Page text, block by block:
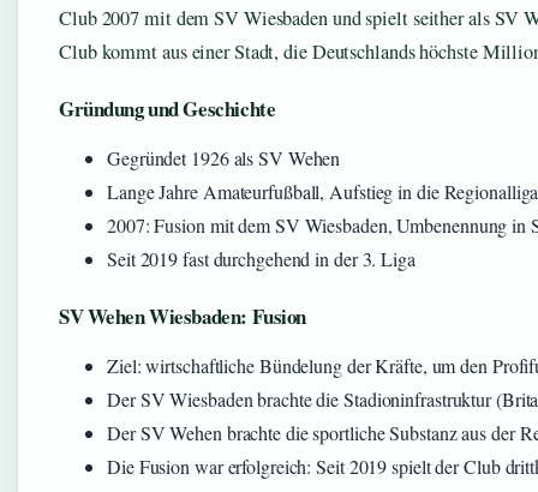
Club 2007 mit dem SV Wiesbaden und spielt seither als SV
Club kommt aus einer Stadt, die Deutschlands höchste
Gründung und Geschichte
Gegründet 1926 als SV Wehen
Lange Jahre Amateurfußball, Aufstieg in die
2007: Fusion mit dem SV Wiesbaden, Umbenennung in
Seit 2019 fast durchgehend in der 3. Liga
SV Wehen Wiesbaden: Fusion
Ziel: wirtschaftliche Bündelung der Kräfte, um den
Der SV Wiesbaden brachte die Stadioninfrastruktur
Der SV Wehen brachte die sportliche Substanz aus der
Die Fusion war erfolgreich: Seit 2019 spielt der Club